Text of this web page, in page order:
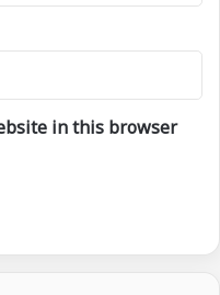
in this browser